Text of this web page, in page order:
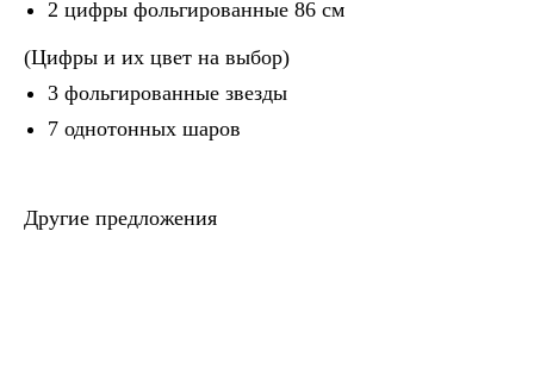
2 цифры фольгированные 86 см
(Цифры и их цвет на выбор)
3 фольгированные звезды
7 однотонных шаров
Другие предложения